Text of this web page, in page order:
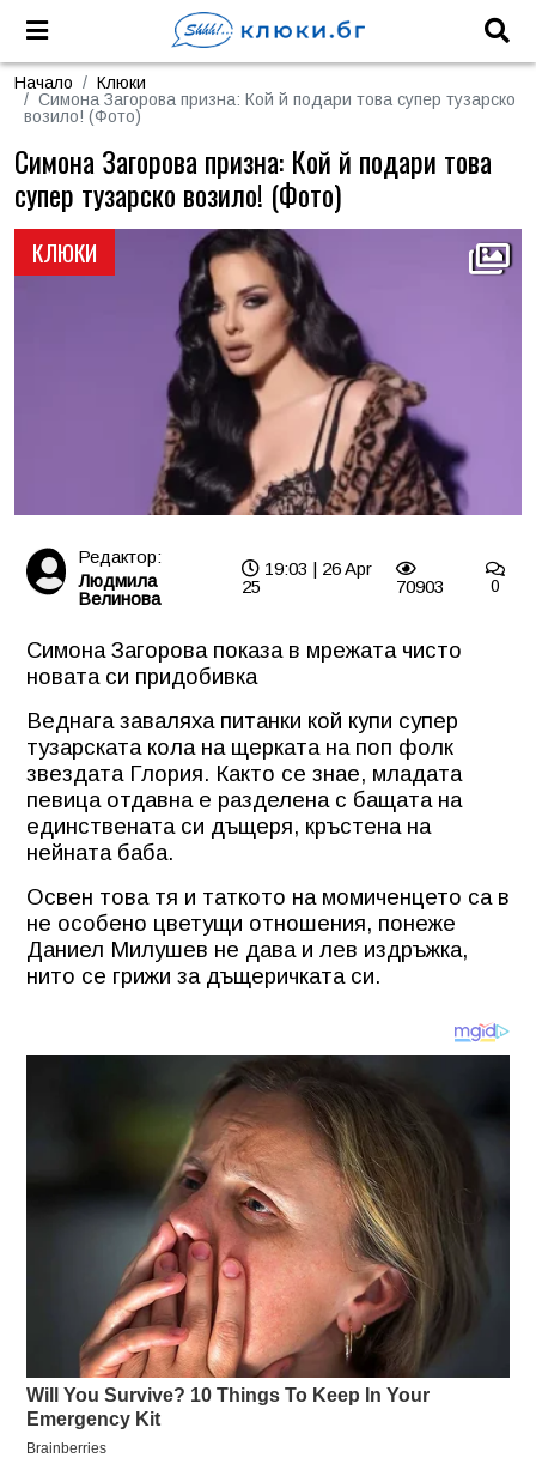
Начало
Клюки
Симона Загорова призна: Кой й подари това супер тузарско
возило! (Фото)
КЛЮКИ
Симона Загорова призна: Кой й подари това
супер тузарско возило! (Фото)
Редактор:
Людмила
Велинова
19:03 | 26 Apr
25
70903 0
Симона Загорова показа в мрежата чисто
новата си придобивка
Веднага заваляха питанки кой купи супер
тузарската кола на щерката на поп фолк
звездата Глория. Както се знае, младата
певица отдавна е разделена с бащата на
единствената си дъщеря, кръстена на
нейната баба.
Освен това тя и таткото на момиченцето са в
не особено цветущи отношения, понеже
Даниел Милушев не дава и лев издръжка,
нито се грижи за дъщеричката си.